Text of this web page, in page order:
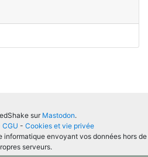
sur Mastodon.
CGU - Cookies et vie privée
envoyant vos données hors de
serveurs.